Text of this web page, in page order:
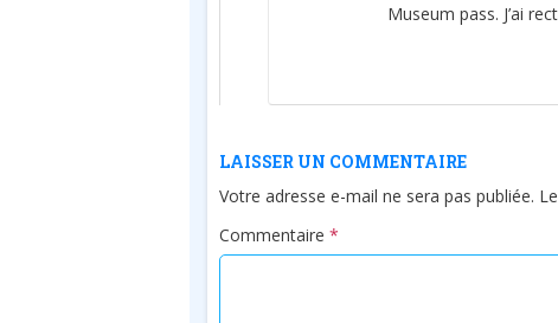
Museum pass. J’ai
LAISSER UN COMMENTAIRE
Votre adresse e-mail ne sera pas publiée.
Commentaire *